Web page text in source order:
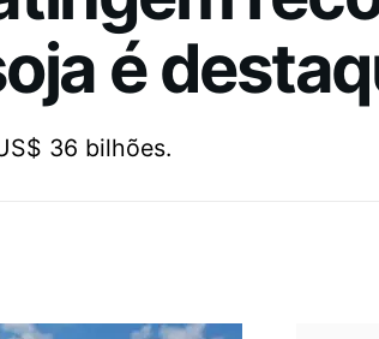
é
36 bilhões.